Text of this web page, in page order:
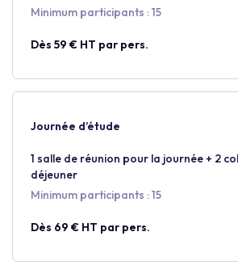
Minimum participants : 15
Dès 59 € HT par pers.
Journée d’étude
1 salle de réunion pour la journée + 2
déjeuner
Minimum participants : 15
Dès 69 € HT par pers.